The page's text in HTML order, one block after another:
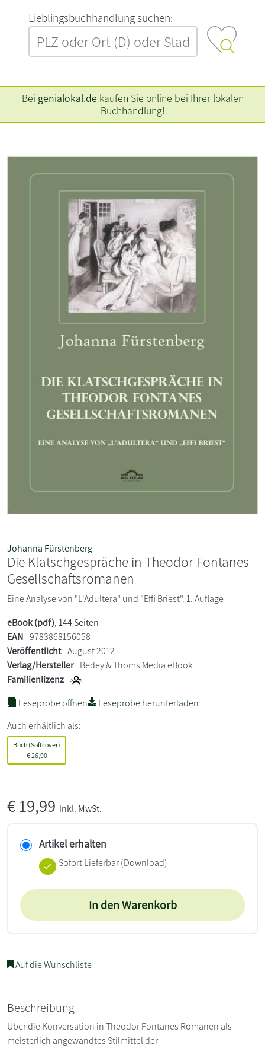
L‍i‍e‍b‍l‍i‍n‍g‍s‍b‍u‍c‍h‍h‍a‍n‍d‍l‍u‍n‍g‍ ‍s‍u‍c‍h‍e‍n‍:‍
Bei genialokal.de kaufen Sie online bei Ihrer lokalen
Buchhandlung!
Johanna Fürstenberg
Die Klatschgespräche in Theodor Fontanes
Gesellschaftsromanen
Eine Analyse von "L'Adultera" und "Effi Briest". 1. Auflage
eBook (pdf), 144 Seiten
EAN 9783868156058
Veröffentlicht August 2012
Verlag/Hersteller Bedey & Thoms Media eBook
Familienlizenz
Leseprobe öffnen
Leseprobe herunterladen
Auch erhältlich als:
Buch (Softcover)
€26,90
€19,99 inkl. MwSt.
Artikel erhalten
Sofort Lieferbar (Download)
In den Warenkorb
Auf die Wunschliste
Beschreibung
Über die Konversation in Theodor Fontanes Romanen als
meisterlich angewandtes Stilmittel der